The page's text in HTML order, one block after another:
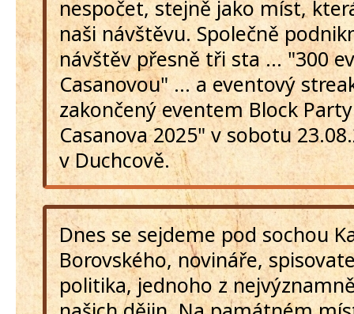
nespočet, stejně jako míst,
naši návštěvu. Společně
návštěv přesně tři sta ... "300
Casanovou" ... a eventový
zakončený eventem Block
Casanova 2025" v sobotu
v Duchcově.
Dnes se sejdeme pod sochou
Borovského, novináře,
politika, jednoho z